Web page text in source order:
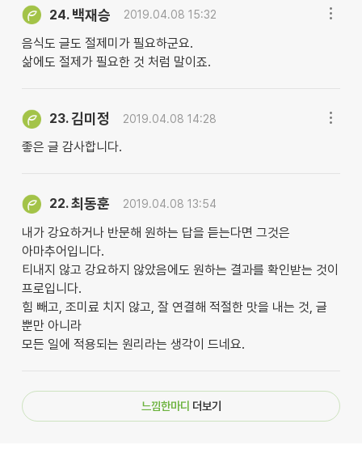
24. 백재승 2019.04.08 15:32
음식도 글도 절제미가 필요하군요.
삶에도 절제가 필요한 것 처럼 말이죠.
23.김미정 2019.04.08 14:28
좋은 글 감사합니다.
22.최동훈 2019.04.08 13:54
내가 강요하거나 반문해 원하는 답을 듣는다면 그것은
아마추어입니다.
티내지 않고 강요하지 않았음에도 원하는 결과를 확인받는 것이
프로입니다.
힘 빼고, 조미료 치지 않고, 잘 연결해 적절한 맛을 내는 것, 글
뿐만 아니라
모든 일에 적용되는 원리라는 생각이 드네요.
느낌한마디 더보기